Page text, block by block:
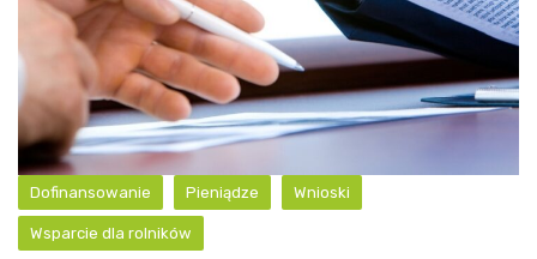
Dofinansowanie Pieniądze Wnioski
Wsparcie dla rolników